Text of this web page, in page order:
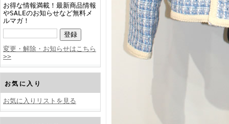
FINEBOYS2024年11月号
お得な情報満載！最新商品情報
やSALEのお知らせなど無料メ
ルマガ！
変更・解除・お知らせはこちら
>>
お気に入り
お気に入りリストを見る